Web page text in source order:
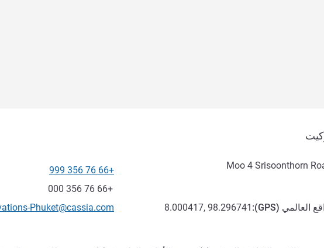
العالمي (GPS
):
8.000417, 98.296741
الهاتف
+66 76 356 999
فاكس
+66 76 356 000
تواصل معنا عبر البريد
Phuket@cassia.com